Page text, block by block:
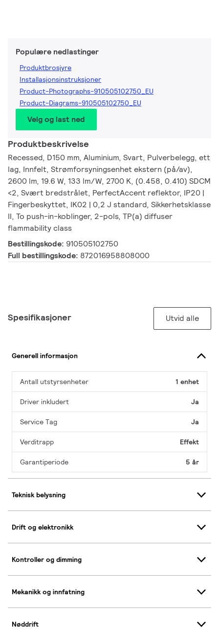
Populære nedlastinger
Produktbrosjyre
Installasjonsinstruksjoner
Product-Photographs-910505102750_EU
Product-Diagrams-910505102750_EU
Velg og last ned
Produktbeskrivelse
Recessed, D150 mm, Aluminium, Svart, Pulverbelegg, ett
lag, Innfelt, Strømforsyningsenhet ekstern (på/av),
2600 lm, 19.6 W, 133 lm/W, 2700 K, (0.458, 0.410) SDCM
<2, Svært bredstrålet, PerfectAccent reflektor, IP20 |
Fingerbeskyttet, IK02 | 0,2 J standard, Sikkerhetsklasse
II, To push-in-koblinger, 2-pols, TP(a) diffuser
flammability class
Bestillingskode: 910505102750
Full bestillingskode: 872016958808000
Spesifikasjoner Utvid alle
Generell informasjon
Antall utstyrsenheter 1 enhet
Driver inkludert Ja
Service Tag Ja
Verditrapp Effekt
Garantiperiode 5 år
Teknisk belysning
Drift og elektronikk
Kontroller og dimming
Mekanikk og innfatning
Nøddrift